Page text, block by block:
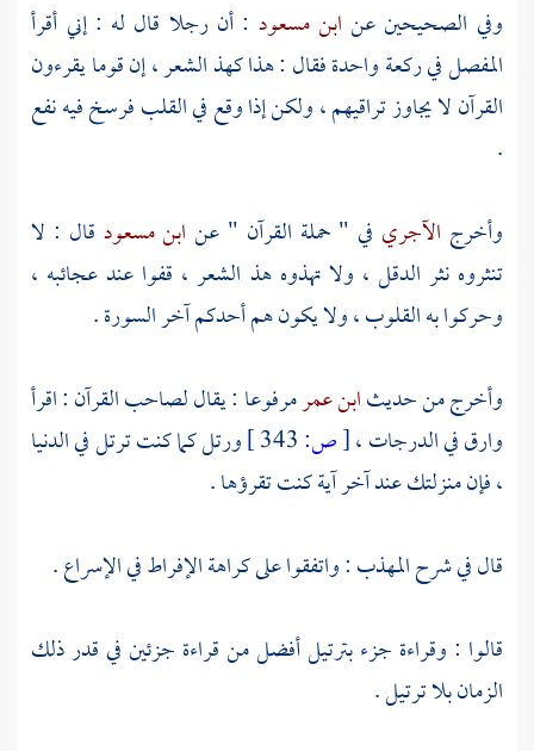
وفي الصحيحين عن ابن مسعود : أن رجلا قال له : إني أقرأ
المفصل في ركعة واحدة فقال : هذا كهذ الشعر ، إن قوما يقرءون
القرآن لا يجاوز تراقيهم ، ولكن إذا وقع في القلب فرسخ فيه نفع
.
وأخرج الآجري في " حملة القرآن " عن ابن مسعود قال : لا
تنثروه نثر الدقل ، ولا تهذوه هذ الشعر ، قفوا عند عجائبه ،
وحركوا به القلوب ، ولا يكون هم أحدكم آخر السورة .
وأخرج من حديثابن عمرمرفوعا : يقال لصاحب القرآن : اقرأ
وارق في الدرجات ،[ص:
ورتل كما كنت ترتل في الدنيا
، فإن منزلتك عند آخر آية كنت تقرؤها .
قال في شرح المهذب : واتفقوا على كراهة الإفراط في الإسراع .
قالوا : وقراءة جزء بترتيل أفضل من قراءة جزئين في قدر ذلك
الزمان بلا ترتيل .